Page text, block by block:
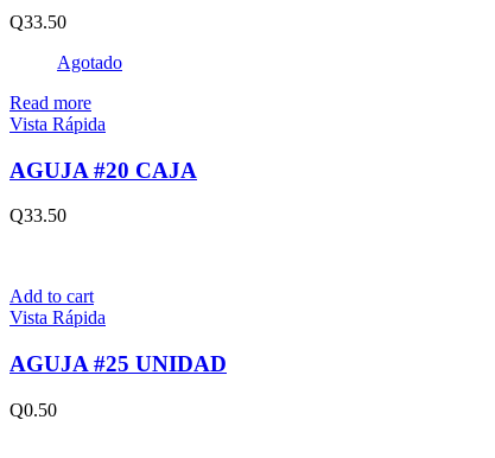
Q33.50
Agotado
Read more
Vista Rápida
AGUJA #20 CAJA
Q33.50
Add to cart
Vista Rápida
AGUJA #25 UNIDAD
Q0.50